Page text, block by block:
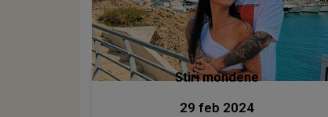
Stiri mondene
29 feb 2024